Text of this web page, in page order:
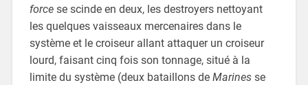
forcese scinde en deux, les destroyers nettoyant
les quelques vaisseaux mercenaires dans le
système et le croiseur allant attaquer un croiseur
lourd, faisant cinq fois son tonnage, situé à la
limite du système (deux bataillons de Marinesse